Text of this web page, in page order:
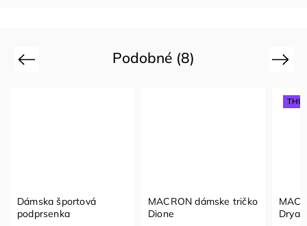
Podobné (8)
Previous
Dámska športová
podprsenka
MACRON dámske tričko
Dione
Dryad
Next